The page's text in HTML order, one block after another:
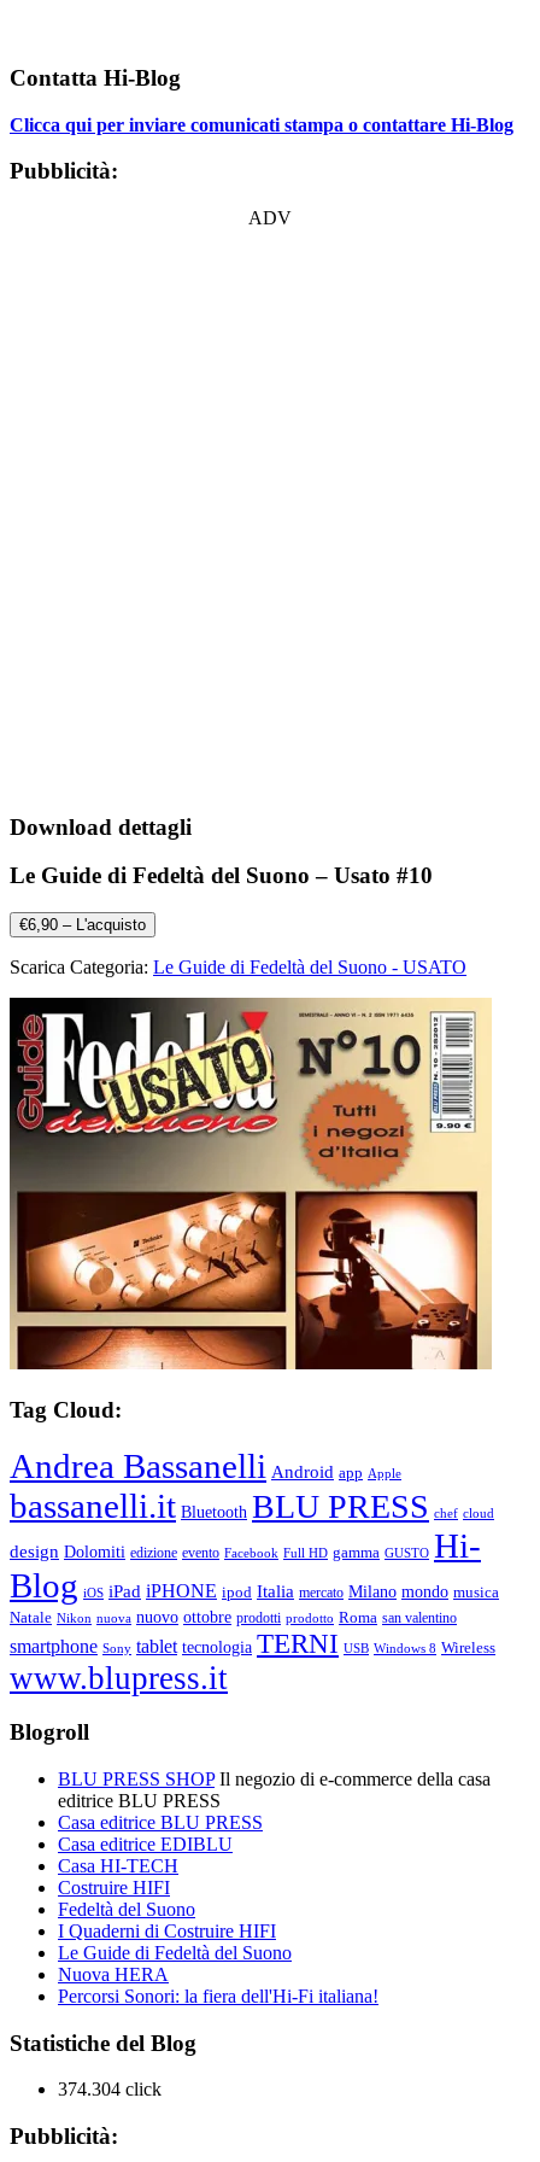
Contatta Hi-Blog
Clicca qui per inviare comunicati stampa o contattare Hi-Blog
Pubblicità:
ADV
Download dettagli
Le Guide di Fedeltà del Suono – Usato #10
€6,90 – L'acquisto
Scarica Categoria: Le Guide di Fedeltà del Suono - USATO
Tag Cloud:
Andrea Bassanelli Android app Apple
bassanelli.it Bluetooth BLU PRESS chef cloud
design Dolomiti edizione evento Facebook Full HD gamma GUSTO Hi-
Blog iOS iPad iPHONE ipod Italia mercato Milano mondo musica
Natale Nikon nuova nuovo ottobre prodotti prodotto Roma san valentino
smartphone Sony tablet tecnologia TERNI USB Windows 8 Wireless
www.blupress.it
Blogroll
BLU PRESS SHOPIl negozio di e-commerce della casa
editrice BLU PRESS
Casa editrice BLU PRESS
Casa editrice EDIBLU
Casa HI-TECH
Costruire HIFI
Fedeltà del Suono
I Quaderni di Costruire HIFI
Le Guide di Fedeltà del Suono
Nuova HERA
Percorsi Sonori: la fiera dell'Hi-Fi italiana!
Statistiche del Blog
374.304 click
Pubblicità: